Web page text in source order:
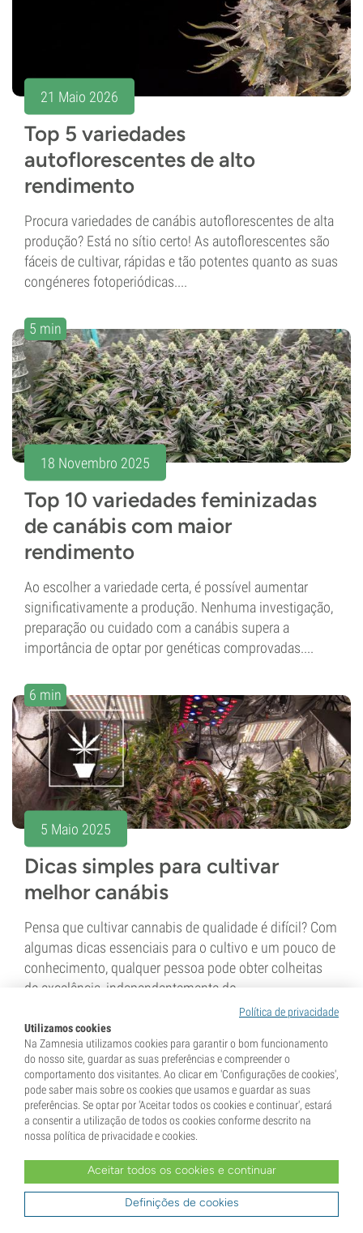
21 Maio 2026
Top 5 variedades
autoflorescentes de alto
rendimento
Procura variedades de canábis autoflorescentes de alta
produção? Está no sítio certo! As autoflorescentes são
fáceis de cultivar, rápidas e tão potentes quanto as suas
congéneres fotoperiódicas....
5 min
18 Novembro 2025
Top 10 variedades feminizadas
de canábis com maior
rendimento
Ao escolher a variedade certa, é possível aumentar
significativamente a produção. Nenhuma investigação,
preparação ou cuidado com a canábis supera a
importância de optar por genéticas comprovadas....
6 min
5 Maio 2025
Dicas simples para cultivar
melhor canábis
Pensa que cultivar cannabis de qualidade é difícil? Com
algumas dicas essenciais para o cultivo e um pouco de
conhecimento, qualquer pessoa pode obter colheitas
de excelência, independentemente do...
5 min
16 Outubro 2017
Como obter enormes cabeças de
Política de privacidade
Utilizamos cookies
Na Zamnesia utilizamos cookies para garantir o bom funcionamento
do nosso site, guardar as suas preferências e compreender o
comportamento dos visitantes. Ao clicar em 'Configurações de cookies',
pode saber mais sobre os cookies que usamos e guardar as suas
preferências. Se optar por 'Aceitar todos os cookies e continuar', estará
a consentir a utilização de todos os cookies conforme descrito na
nossa política de privacidade e cookies.
Aceitar todos os cookies e continuar
Definições de cookies